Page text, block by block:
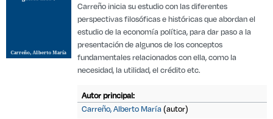
Carreño inicia su estudio con las diferentes
perspectivas filosóficas e históricas que abordan el
estudio de la economía política, para dar paso a la
presentación de algunos de los conceptos
fundamentales relacionados con ella, como la
necesidad, la utilidad, el crédito etc.
Autor principal:
Carreño, Alberto María (autor)